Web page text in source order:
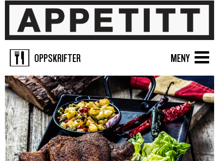
OPPSKRIFTER MENY